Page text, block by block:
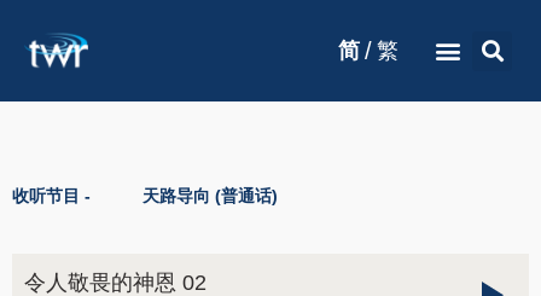
简 / 繁
收听节目 - 天路导向 (普通话)
令人敬畏的神恩 02